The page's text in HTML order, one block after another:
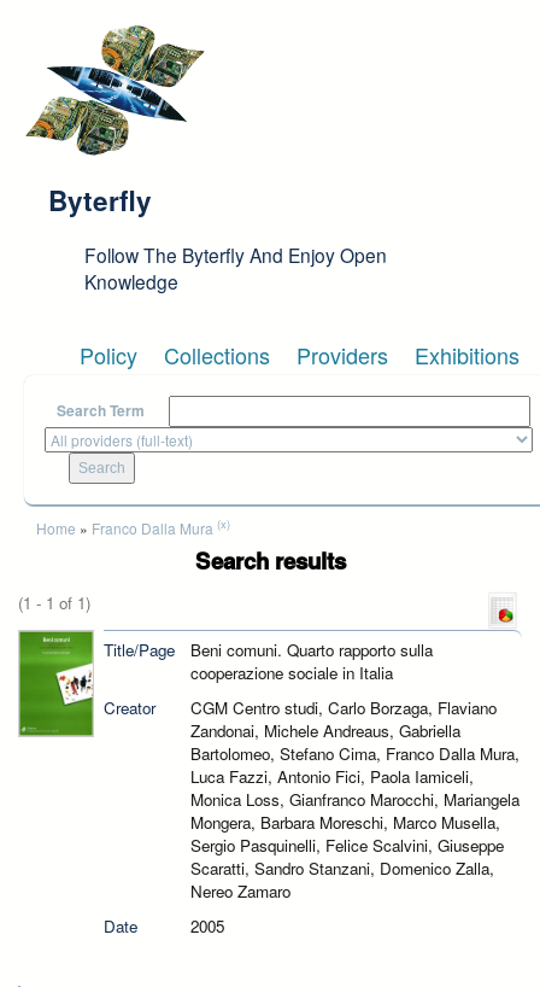
Byterfly
Follow The Byterfly And Enjoy Open
Knowledge
Policy Collections Providers Exhibitions
Search Term
You are here
Home » Franco Dalla Mura (x)
Search results
(1 - 1 of 1)
Title/Page
Beni comuni. Quarto rapporto sulla
cooperazione sociale in Italia
Creator
CGM Centro studi, Carlo Borzaga, Flaviano
Zandonai, Michele Andreaus, Gabriella
Bartolomeo, Stefano Cima, Franco Dalla Mura,
Luca Fazzi, Antonio Fici, Paola Iamiceli,
Monica Loss, Gianfranco Marocchi, Mariangela
Mongera, Barbara Moreschi, Marco Musella,
Sergio Pasquinelli, Felice Scalvini, Giuseppe
Scaratti, Sandro Stanzani, Domenico Zalla,
Nereo Zamaro
Date
2005